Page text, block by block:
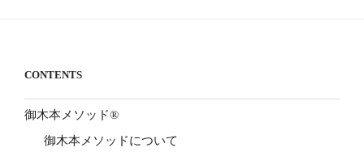
CONTENTS
御木本メソッド®
御木本メソッドについて